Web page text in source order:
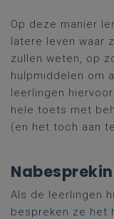
Op deze manier
latere leven waar
zullen weten, op
hulpmiddelen om
leerlingen
hele toets met
(en het toch aan
Als de leerlingen
bespreken ze het